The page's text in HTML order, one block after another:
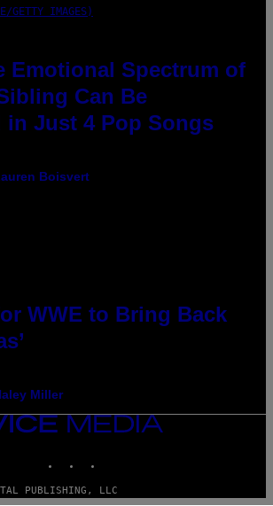
GETTY IMAGES)
Emotional Spectrum of
Can Be
in Just 4 Pop Songs
Boisvert
WWE to Bring Back
Miller
PUBLISHING, LLC